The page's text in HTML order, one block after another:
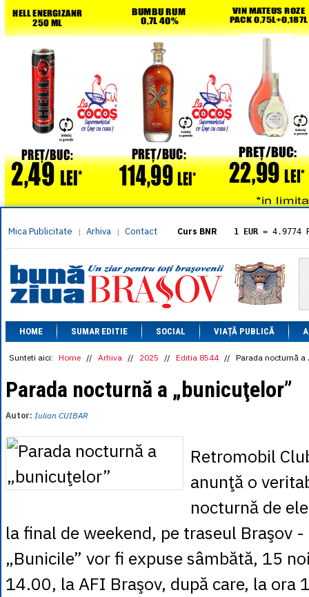
Mica Publicitate | Arhiva | Contact Curs BNR 1 EUR = 4.9774
= 5.8304
1 XAU= 464.4611
1 AED= 1.1933
1 AUD= 2.7957
1 BGN= 2.5449
1 CAD= 3.1559
1 CHF= 5.2813
1 CNY= 0.6015
1 DKK
= 0.6668
1 EGP= 0.0860
1 HUF
1 MDL = 0.2538
1 NOK = 0.4191
1 NZD
1 PLN = 1.1646
1 RUB= 0.0530
1 SEK = 0.4526
1 TRY
= 0.1141
1 UAH
= 0.1048
1 XDR = 5.9383
1 ZAR= 0.2318
HOME SUMAR EDITIE SOCIAL VIAȚĂ PUBLICĂ
Sunteti aici: Home // Arhiva // 2025 // Editia 8544 // Parada nocturnă a
Parada nocturnă a „bunicuţelor”
Autor: Iulian CUIBAR
Retromobil
anunţă o
nocturnă de
la final de weekend, pe traseul Braşov -
„Bunicile” vor fi expuse sâmbătă, 15
14.00, la AFI Braşov, după care, la ora